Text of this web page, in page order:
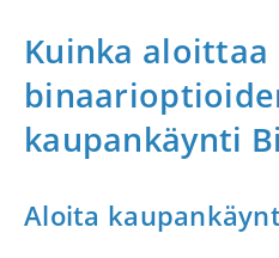
Kuinka aloittaa
kaupankäynti
Aloita